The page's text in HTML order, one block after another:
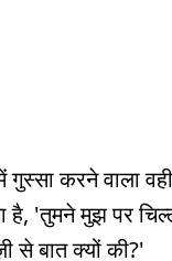
करने वाला
है, 'तुमने मुझ पर
से बात क्यों की?'